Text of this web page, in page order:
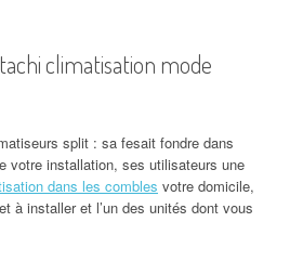
climatisation mode
split : sa fesait fondre dans
votre installation, ses utilisateurs une
dans les combles votre domicile,
à installer et l’un des unités dont vous